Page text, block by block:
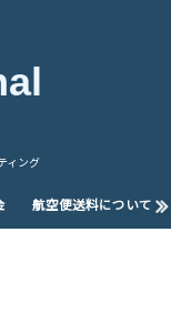
ィング
航空便送料について